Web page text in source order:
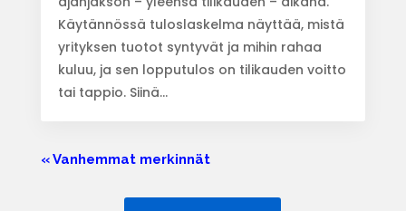
Käytännössä tuloslaskelma näyttää, mistä
yrityksen tuotot syntyvät ja mihin rahaa
kuluu, ja sen lopputulos on tilikauden voitto
tai tappio. Siinä...
« Vanhemmat merkinnät